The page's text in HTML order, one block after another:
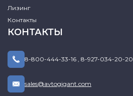
Лизинг
Контакты
КОНТАКТЫ
8-800-444-33-16 8-927-034-20-20
sales@avtogigant.com